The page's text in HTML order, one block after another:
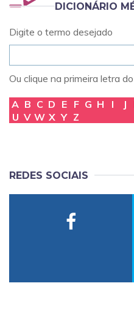
DICIONÁRIO
Digite o termo desejado
Ou clique na primeira letra
A B C D E F G H I J
U V W X Y Z
REDES SOCIAIS